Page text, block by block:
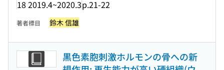
18 2019.4~2020.3p.21-22
著者標目 鈴木 信雄
黒色素胞刺激ホルモンの骨への新